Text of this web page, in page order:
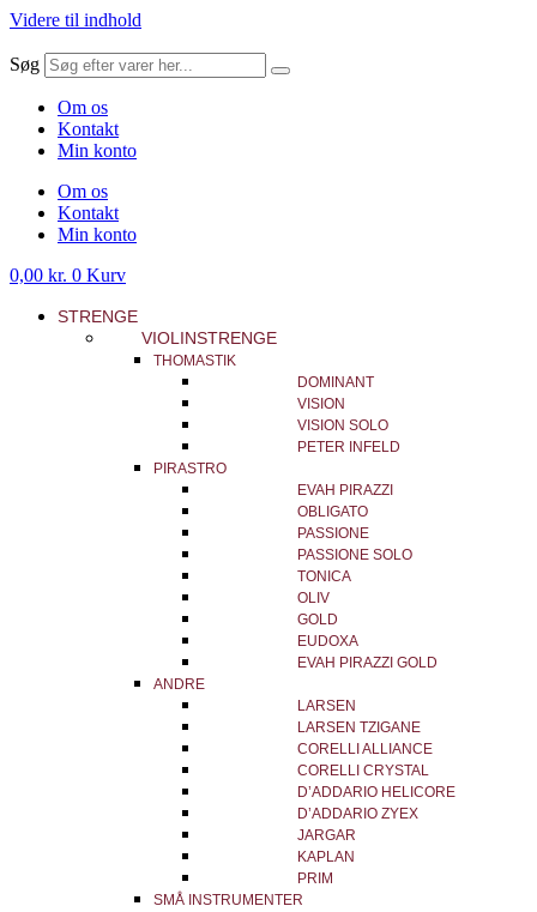
Videre til indhold
Søg
Om os
Kontakt
Min konto
Om os
Kontakt
Min konto
0,00 kr. 0 Kurv
STRENGE
VIOLINSTRENGE
THOMASTIK
DOMINANT
VISION
VISION SOLO
PETER INFELD
PIRASTRO
EVAH PIRAZZI
OBLIGATO
PASSIONE
PASSIONE SOLO
TONICA
OLIV
GOLD
EUDOXA
EVAH PIRAZZI GOLD
ANDRE
LARSEN
LARSEN TZIGANE
CORELLI ALLIANCE
CORELLI CRYSTAL
D’ADDARIO HELICORE
D’ADDARIO ZYEX
JARGAR
KAPLAN
PRIM
SMÅ INSTRUMENTER